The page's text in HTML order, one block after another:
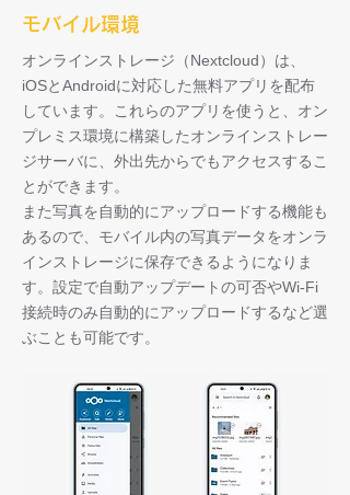
モバイル環境
オンラインストレージ（Nextcloud）は、
iOSとAndroidに対応した無料アプリを配布
しています。これらのアプリを使うと、オン
プレミス環境に構築したオンラインストレー
ジサーバに、外出先からでもアクセスするこ
とができます。
また写真を自動的にアップロードする機能も
あるので、モバイル内の写真データをオンラ
インストレージに保存できるようになりま
す。設定で自動アップデートの可否やWi-Fi
接続時のみ自動的にアップロードするなど選
ぶことも可能です。